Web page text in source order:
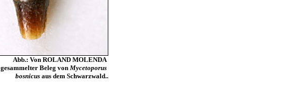
Abb.: Von ROLAND MOLENDA
gesammelter Beleg von Mycetoporus
bosnicus aus dem Schwarzwald..